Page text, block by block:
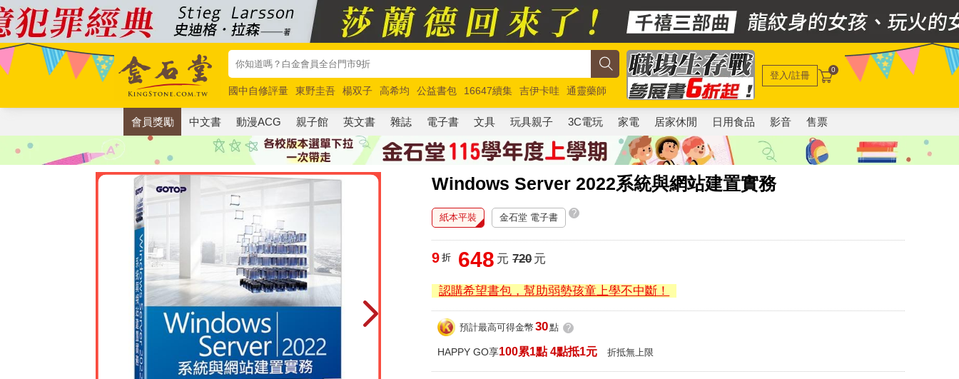
國中自修評量 東野圭吾 楊双子 高希均 公益書包 16647續集 吉伊卡哇
通靈藥師
唯紅花綻放
奧德賽 路邊攤新作 馬斯克 玩具總動員5 超慢跑
登入/註冊 0
會員獎勵 中文書 動漫ACG 親子館 英文書 雜誌 電子書 文具 玩具親子 3C電玩 家電 居家休閒 日用食品 影音 售票
Windows Server 2022系統與網站建置實務
紙本平裝 金石堂 電子書 ?
9 折 648 元 720元
認購希望書包，幫助弱勢孩童上學不中斷！
預計最高可得金幣 30點 ?
HAPPY GO享100累1點 4點抵1元 折抵無上限